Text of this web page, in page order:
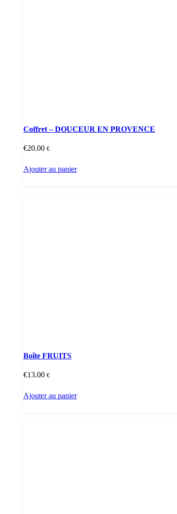
Coffret – DOUCEUR EN PROVENCE
€20.00 €
Ajouter au panier
Boîte FRUITS
€13.00 €
Ajouter au panier